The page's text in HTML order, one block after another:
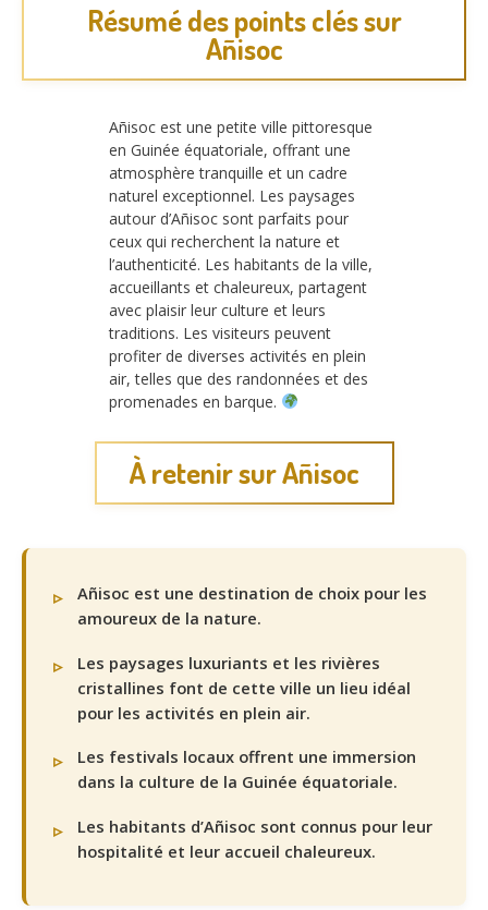
Résumé des points clés sur
Añisoc
Añisoc est une petite ville pittoresque
en Guinée équatoriale, offrant une
atmosphère tranquille et un cadre
naturel exceptionnel. Les paysages
autour d’Añisoc sont parfaits pour
ceux qui recherchent la nature et
l’authenticité. Les habitants de la ville,
accueillants et chaleureux, partagent
avec plaisir leur culture et leurs
traditions. Les visiteurs peuvent
profiter de diverses activités en plein
air, telles que des randonnées et des
promenades en barque.
À retenir sur Añisoc
Añisoc est une destination de choix pour les
amoureux de la nature.
Les paysages luxuriants et les rivières
cristallines font de cette ville un lieu idéal
pour les activités en plein air.
Les festivals locaux offrent une immersion
dans la culture de la Guinée équatoriale.
Les habitants d’Añisoc sont connus pour leur
hospitalité et leur accueil chaleureux.